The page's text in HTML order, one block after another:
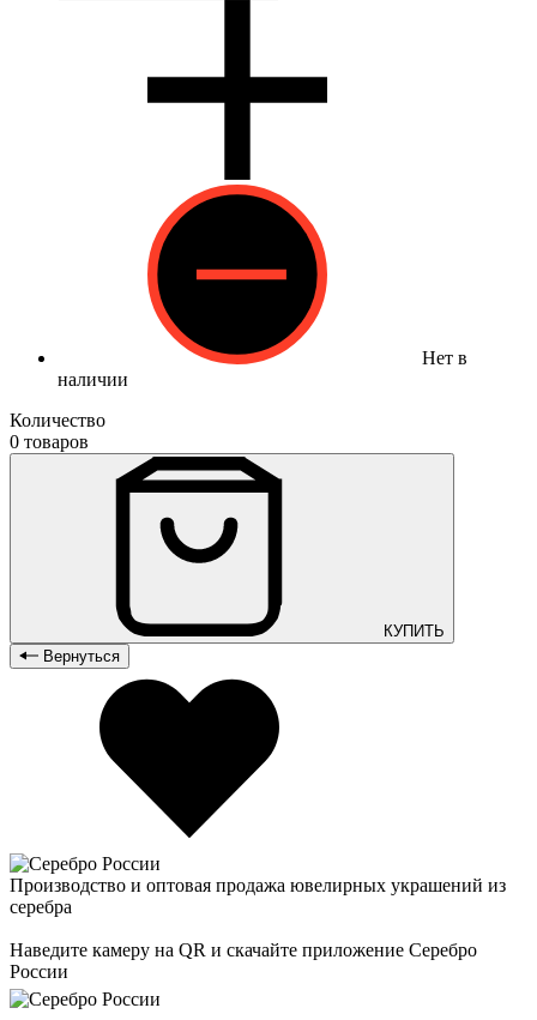
Нет в
наличии
Количество
0 товаров
КУПИТЬ
Вернуться
Производство и оптовая продажа ювелирных украшений из
серебра
Наведите камеру на QR и скачайте приложение Серебро
России